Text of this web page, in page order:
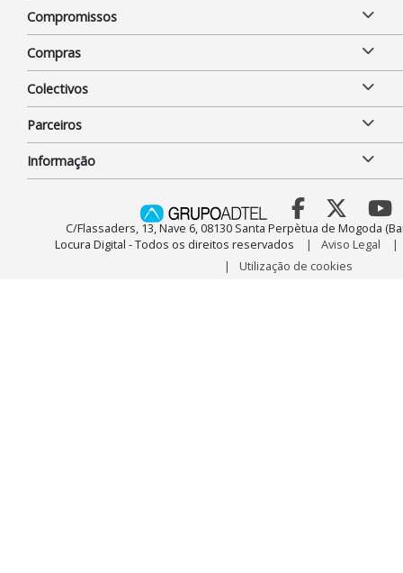
Compromissos
Compras
Colectivos
Parceiros
Informação
C/Flassaders, 13, Nave 6, 08130 Santa Perpètua de Mogoda
Locura Digital - Todos os direitos reservados
Aviso Legal
Utilização de cookies